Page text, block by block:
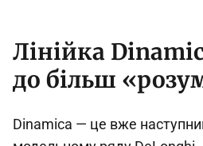
Лінійка
до більш
Dinamica — це вже